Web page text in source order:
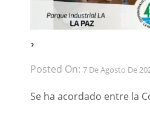
́ ́
Posted On: 7 De Agosto De
Se ha acordado entre la